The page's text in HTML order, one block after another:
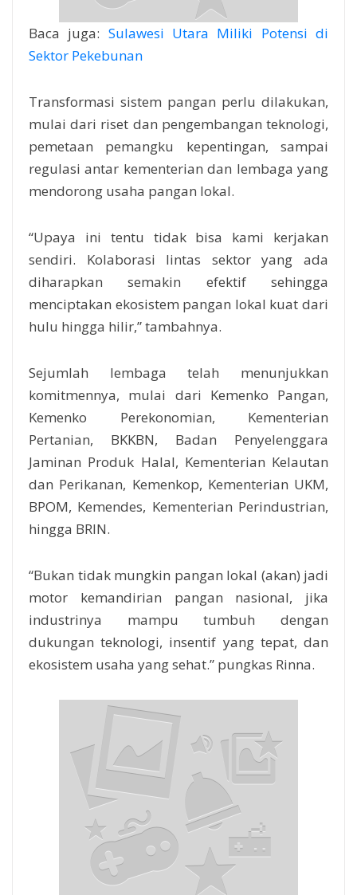
Baca juga: Sulawesi Utara Miliki Potensi di
Sektor Pekebunan
Transformasi sistem pangan perlu dilakukan,
mulai dari riset dan pengembangan teknologi,
pemetaan pemangku kepentingan, sampai
regulasi antar kementerian dan lembaga yang
mendorong usaha pangan lokal.
“Upaya ini tentu tidak bisa kami kerjakan
sendiri. Kolaborasi lintas sektor yang ada
diharapkan semakin efektif sehingga
menciptakan ekosistem pangan lokal kuat dari
hulu hingga hilir,” tambahnya.
Sejumlah lembaga telah menunjukkan
komitmennya, mulai dari Kemenko Pangan,
Kemenko Perekonomian, Kementerian
Pertanian, BKKBN, Badan Penyelenggara
Jaminan Produk Halal, Kementerian Kelautan
dan Perikanan, Kemenkop, Kementerian UKM,
BPOM, Kemendes, Kementerian Perindustrian,
hingga BRIN.
“Bukan tidak mungkin pangan lokal (akan) jadi
motor kemandirian pangan nasional, jika
industrinya mampu tumbuh dengan
dukungan teknologi, insentif yang tepat, dan
ekosistem usaha yang sehat.” pungkas Rinna.